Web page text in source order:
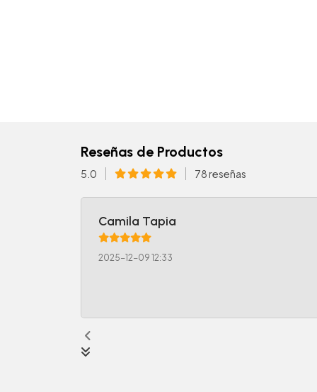
Reseñas de Productos
5.0 78 reseñas
Camila Tapia
2025-12-09 12:33